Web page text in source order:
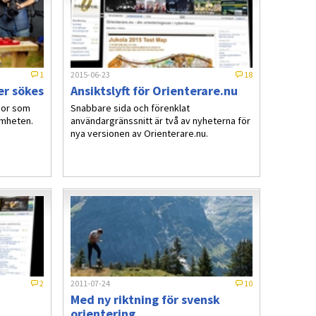
1
sökes
som
2015-06-23 18
Ansiktslyft för Orienterare.nu
Snabbare sida och förenklat
användargränssnitt är två av nyheterna för
nya versionen av Orienterare.nu.
2 2011-07-24 10
Med ny riktning för svensk